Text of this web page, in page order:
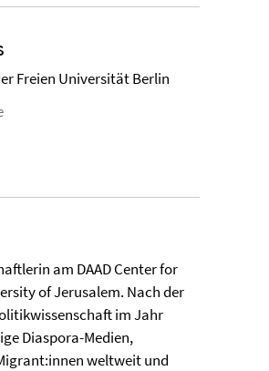
Freien Universität Berlin
am DAAD Center for
of Jerusalem. Nach der
im Jahr
Diaspora-Medien,
weltweit und